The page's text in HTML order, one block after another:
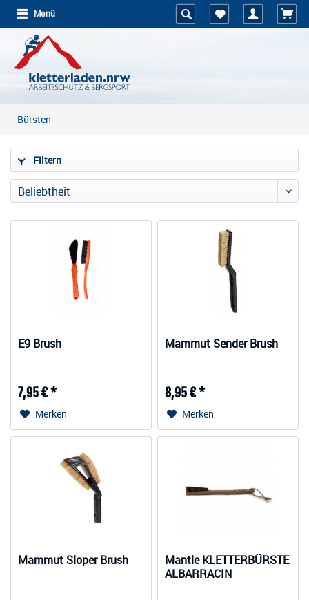
Menü
Bürsten
Filtern
E9 Brush
7,95 € *
Merken
Mammut Sender Brush
8,95 € *
Merken
Mammut Sloper Brush
Mantle KLETTERBÜRSTE
ALBARRACIN